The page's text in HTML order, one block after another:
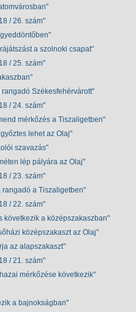
/ 26. szám
a szolnoki csapat
/ 25. szám
Székesfehérvárott
/ 24. szám
mérkőzés a Tiszaligetben
lehet az Olaj
szavazás
lép pályára az Olaj
/ 23. szám
a Tiszaligetben
/ 22. szám
következik a középszakaszban
középszakaszt az Olaj
az alapszakaszt
/ 21. szám
mérkőzése következik
a bajnokságban